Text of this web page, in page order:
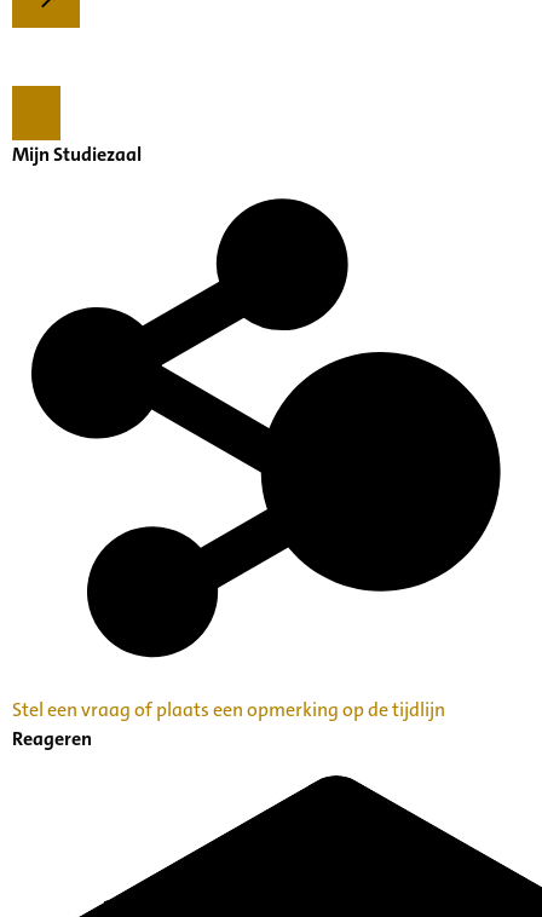
Mijn Studiezaal
Stel een vraag of plaats een opmerking op de tijdlijn
Reageren